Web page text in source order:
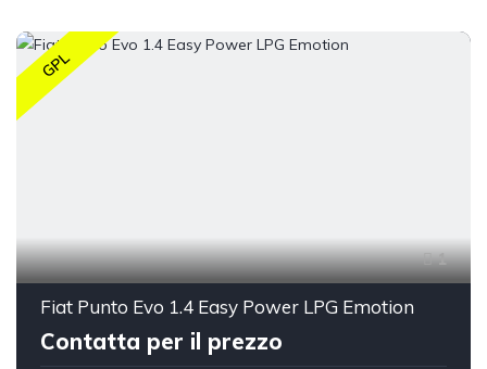
GPL
1
Fiat Punto Evo 1.4 Easy Power LPG Emotion
Contatta per il prezzo